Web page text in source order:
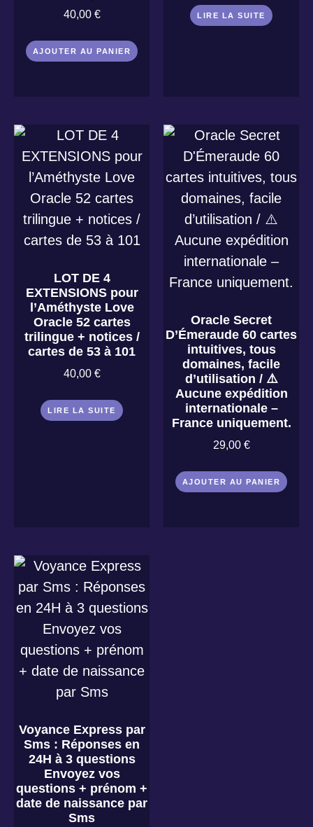
40,00 €
AJOUTER AU PANIER
LIRE LA SUITE
LOT DE 4
EXTENSIONS pour
l’Améthyste Love
Oracle 52 cartes
trilingue + notices /
cartes de 53 à 101
40,00 €
LIRE LA SUITE
Oracle Secret
D’Émeraude 60 cartes
intuitives, tous
domaines, facile
d’utilisation / ⚠️
Aucune expédition
internationale –
France uniquement.
29,00 €
AJOUTER AU PANIER
Voyance Express par
Sms : Réponses en
24H à 3 questions
Envoyez vos
questions + prénom +
date de naissance par
Sms